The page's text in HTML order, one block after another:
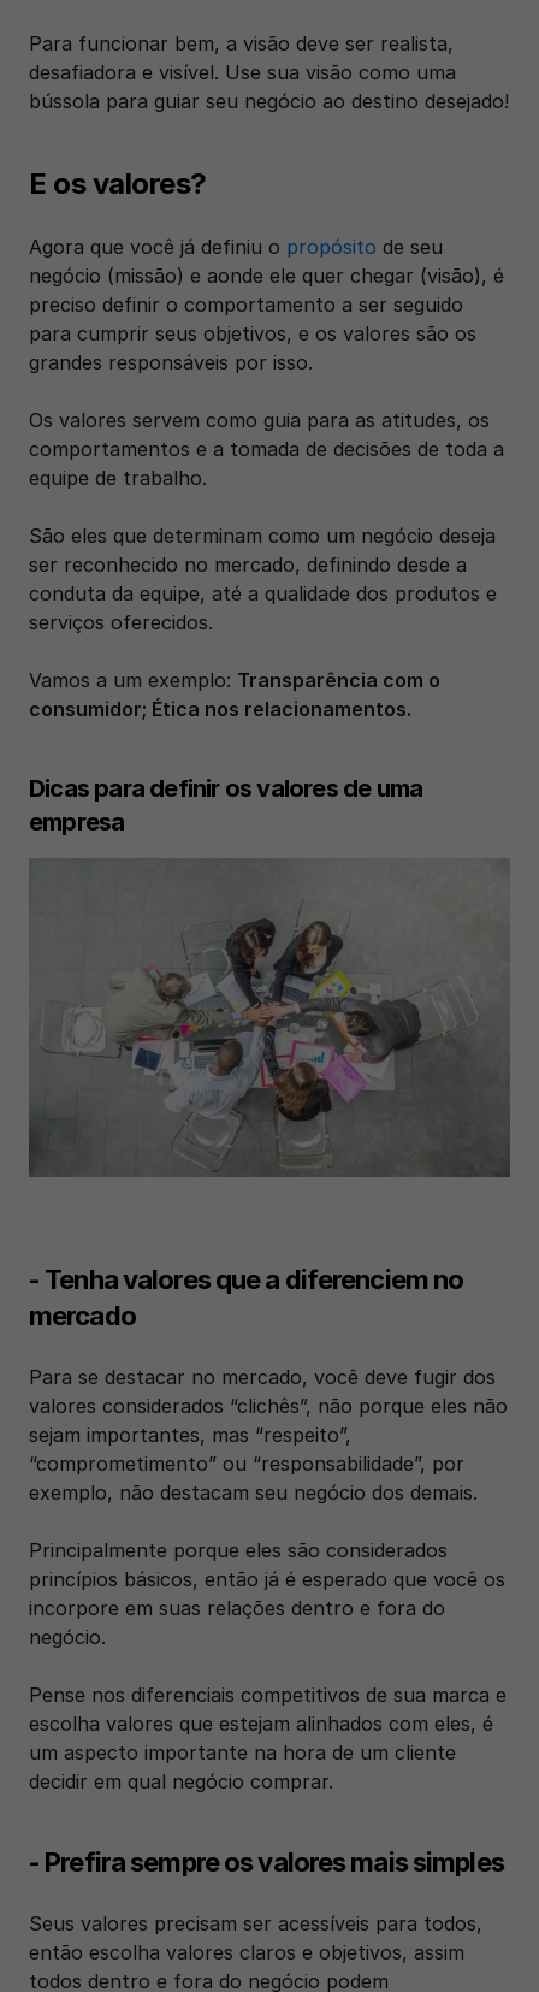
Para funcionar bem, a visão deve ser realista,
desafiadora e visível. Use sua visão como uma
bússola para guiar seu negócio ao destino desejado!
E os valores?
Agora que você já definiu o propósito de seu
negócio (missão) e aonde ele quer chegar (visão), é
preciso definir o comportamento a ser seguido
para cumprir seus objetivos, e os valores são os
grandes responsáveis por isso.
Os valores servem como guia para as atitudes, os
comportamentos e a tomada de decisões de toda a
equipe de trabalho.
São eles que determinam como um negócio deseja
ser reconhecido no mercado, definindo desde a
conduta da equipe, até a qualidade dos produtos e
serviços oferecidos.
Vamos a um exemplo: Transparência com o
consumidor; Ética nos relacionamentos.
Dicas para definir os valores de uma
empresa
- Tenha valores que a diferenciem no
mercado
Para se destacar no mercado, você deve fugir dos
valores considerados “clichês”, não porque eles não
sejam importantes, mas “respeito”,
“comprometimento” ou “responsabilidade”, por
exemplo, não destacam seu negócio dos demais.
Principalmente porque eles são considerados
princípios básicos, então já é esperado que você os
incorpore em suas relações dentro e fora do
negócio.
Pense nos diferenciais competitivos de sua marca e
escolha valores que estejam alinhados com eles, é
um aspecto importante na hora de um cliente
decidir em qual negócio comprar.
- Prefira sempre os valores mais simples
Seus valores precisam ser acessíveis para todos,
então escolha valores claros e objetivos, assim
todos dentro e fora do negócio podem